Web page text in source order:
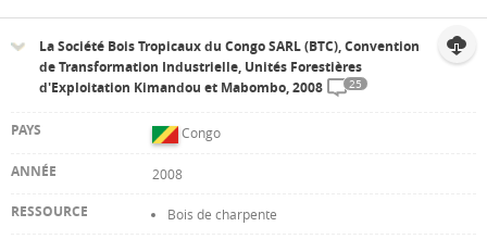
La Société Bois Tropicaux du Congo SARL (BTC), Convention
de Transformation Industrielle, Unités Forestières
d'Exploitation Kimandou et Mabombo, 2008
25
Congo
2008
Bois de charpente